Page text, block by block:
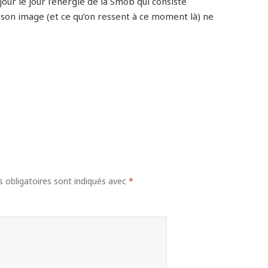
image (et ce qu’on ressent à ce moment là) ne
obligatoires sont indiqués avec*